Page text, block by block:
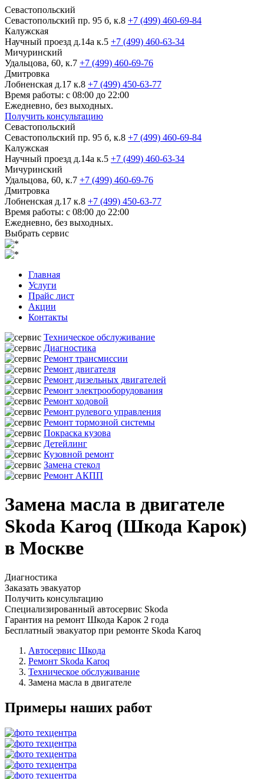
Севастопольский
Севастопольский пр. 95 б, к.8 +7 (499) 460-69-84
Калужская
Научный проезд д.14а к.5 +7 (499) 460-63-34
Мичуринский
Удальцова, 60, к.7 +7 (499) 460-69-76
Дмитровка
Лобненская д.17 к.8 +7 (499) 450-63-77
Время работы: с 08:00 до 22:00
Ежедневно, без выходных.
Получить консультацию
Севастопольский
Севастопольский пр. 95 б, к.8 +7 (499) 460-69-84
Калужская
Научный проезд д.14а к.5 +7 (499) 460-63-34
Мичуринский
Удальцова, 60, к.7 +7 (499) 460-69-76
Дмитровка
Лобненская д.17 к.8 +7 (499) 450-63-77
Время работы: с 08:00 до 22:00
Ежедневно, без выходных.
Выбрать сервис
Главная
Услуги
Прайс лист
Акции
Контакты
Техническое обслуживание
Диагностика
Ремонт трансмиссии
Ремонт двигателя
Ремонт дизельных двигателей
Ремонт электрооборудования
Ремонт ходовой
Ремонт рулевого управления
Ремонт тормозной системы
Покраска кузова
Детейлинг
Кузовной ремонт
Замена стекол
Ремонт АКПП
Замена масла в двигателе
Skoda Karoq (Шкода Карок)
в Москве
Диагностика
Заказать эвакуатор
Получить консультацию
Специализированный автосервис Skoda
Гарантия на ремонт Шкода Карок 2 года
Бесплатный эвакуатор при ремонте Skoda Karoq
Автосервис Шкода
Ремонт Skoda Karoq
Техническое обслуживание
Замена масла в двигателе
Примеры наших работ